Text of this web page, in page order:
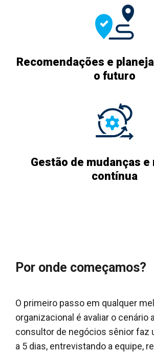
Recomendações e
o futuro
Gestão de mudanças
contínua
Por onde começamos?
O primeiro passo em qualquer
organizacional é avaliar o cenário
consultor de negócios sênior faz
a 5 dias, entrevistando a equipe,